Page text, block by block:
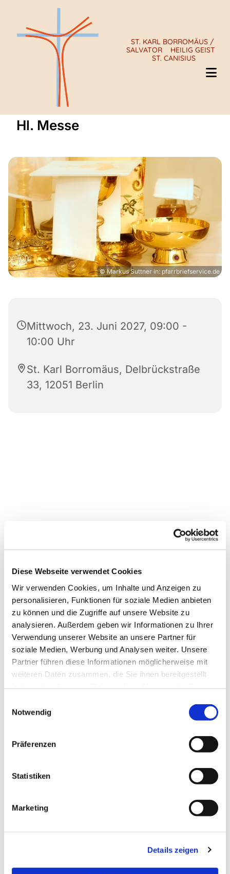
Diese Webseite verwendet Cookies
Wir verwenden Cookies, um Inhalte und Anzeigen zu
personalisieren, Funktionen für soziale Medien anbieten
zu können und die Zugriffe auf unsere Website zu
analysieren. Außerdem geben wir Informationen zu Ihrer
Verwendung unserer Website an unsere Partner für
soziale Medien, Werbung und Analysen weiter. Unsere
Partner führen diese Informationen möglicherweise mit
weiteren Daten zusammen, die Sie ihnen bereitgestellt
Notwendig
Präferenzen
Statistiken
Marketing
Details zeigen
ST. KARL BORROMÄUS /
SALVATOR
HEILIG GEIST
ST. CANISIUS
Hl. Messe
© Markus Suttner in: pfarrbriefservice.de
Mittwoch, 23. Juni 2027, 09:00 -
10:00 Uhr
St. Karl Borromäus, Delbrückstraße
33, 12051 Berlin
Dies könnte Sie auch
interessieren